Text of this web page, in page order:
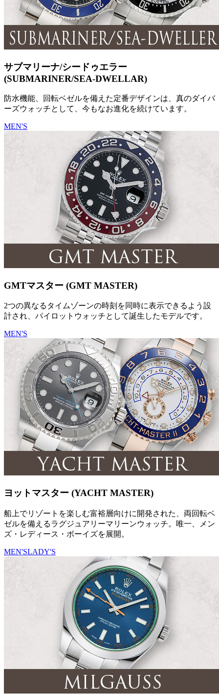
サブマリーナ/シードゥエラー
(SUBMARINER/SEA-DWELLAR)
防水機能、回転ベゼルを備えた定番デザインは、真のダイバ
ーズウォッチとして、今もなお進化を続けています。
MEN'S
GMTマスター (GMT MASTER)
2つの異なるタイムゾーンの時刻を同時に表示できるよう設
計され、パイロットウォッチとして誕生したモデルです。
MEN'S
ヨットマスター (YACHT MASTER)
船上でリゾートを楽しむ富裕層向けに開発された、両回転ベ
ゼルを備えるラグジュアリーマリーンウォッチ。唯一、メン
ズ・レディース・ボーイズを展開。
MEN'SLADY'S